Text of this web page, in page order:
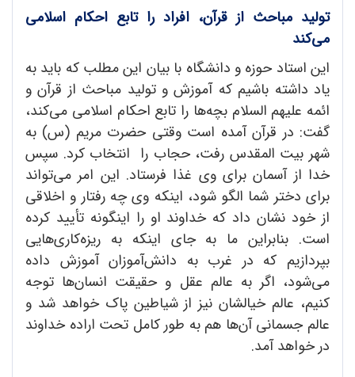
تولید مباحث از قرآن، افراد را تابع احکام اسلامی
می‌کند
این استاد حوزه و دانشگاه با بیان این مطلب که باید به
یاد داشته باشیم که آموزش و تولید مباحث از قرآن و
ائمه علیهم السلام بچه‌ها را تابع احکام اسلامی می‌کند،
گفت: در قرآن آمده است وقتی حضرت مریم (س) به
شهر بیت المقدس رفت، حجاب را انتخاب کرد. سپس
خدا از آسمان برای وی غذا فرستاد. این امر می‌تواند
برای دختر شما الگو شود، اینکه وی چه رفتار و اخلاقی
از خود نشان داد که خداوند او را اینگونه تأیید کرده
است. بنابراین ما به جای اینکه به ریزه‌‌کاری‌‌هایی
بپردازیم که در غرب به دانش‌آموزان آموزش داده
می‌شود، اگر به عالم عقل و حقیقت انسان‌ها توجه
کنیم، عالم خیالشان نیز از شیاطین پاک خواهد شد و
عالم جسمانی آن‌ها هم به طور کامل تحت اراده خداوند
در خواهد آمد.